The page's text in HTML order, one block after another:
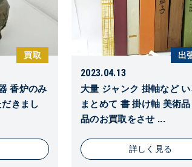
買取
香炉のみ
きまし
出
2023.04.13
大量 ジャンク 掛軸など
まとめて 書 掛け軸 美術
品のお買取をさせ ...
詳しく見る